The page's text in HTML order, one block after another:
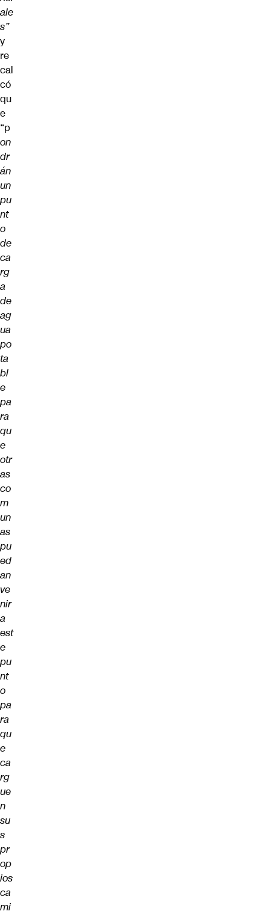
ale
s”
y
re
cal
có
qu
e
“p
on
dr
án
un
pu
nt
o
de
ca
rg
a
de
ag
ua
po
ta
bl
e
pa
ra
qu
e
otr
as
co
m
un
as
pu
ed
an
ve
nir
a
est
e
pu
nt
o
pa
ra
qu
e
ca
rg
ue
n
su
s
pr
op
ios
ca
mi